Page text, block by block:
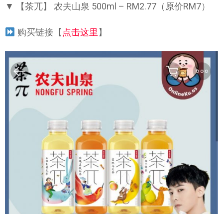
▼ 【茶兀】 农夫山泉 500ml – RM2.77（原价RM7）
购买链接【 点击这里 】